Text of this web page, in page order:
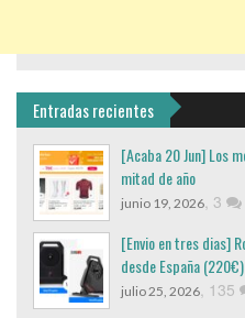
Entradas recientes
[Acaba 20 Jun] Los
mitad de año
junio 19, 2026, 3
[Envio en tres dias]
desde España (220€)
julio 25, 2026, 135